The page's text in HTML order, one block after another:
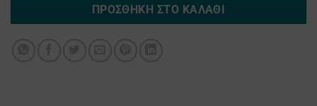
ΠΡΟΣΘΉΚΗ ΣΤΟ ΚΑΛΆΘΙ